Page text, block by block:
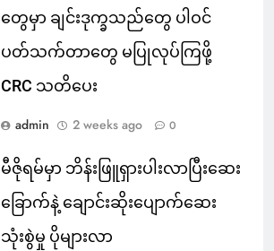
တွေမှာ ချင်းဒုက္ခသည်တွေ ပါဝင်
ပတ်သက်တာတွေ မပြုလုပ်ကြဖို့
CRC သတိပေး
admin 2 weeks ago 0
မီဇိုရမ်မှာ ဘိန်းဖြူရှားပါးလာပြီးဆေး
ခြောက်နဲ့ ချောင်းဆိုးပျောက်ဆေး
သုံးစွဲမှု ပိုများလာ